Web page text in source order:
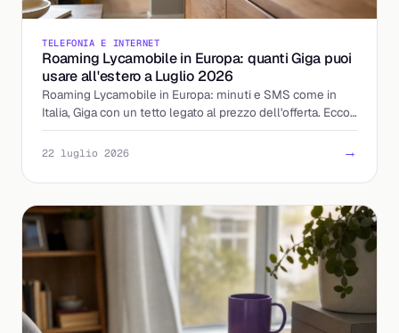
TELEFONIA E INTERNET
Roaming Lycamobile in Europa: quanti Giga puoi
usare all'estero a Luglio 2026
Roaming Lycamobile in Europa: minuti e SMS come in
Italia, Giga con un tetto legato al prezzo dell'offerta. Ecco
come calcolare la tua soglia prima di partire.
22 luglio 2026 →